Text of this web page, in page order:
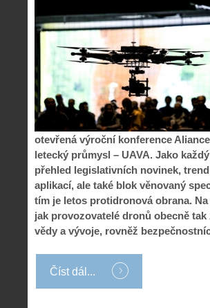
otevřená výroční konference
letecký průmysl – UAVA. Jako
přehled legislativních novinek,
aplikací, ale také blok věnovaný
tím je letos protidronová obrana.
jak provozovatelé dronů obecně
vědy a vývoje, rovněž
Číst dál...
P
ř
e
p
i
Z
h
s
t
o
i
e
d
r
o
n
i
s
V
i
e
w
-
p
o
c
n
S
e
r
i
á
l
:
Z
a
č
í